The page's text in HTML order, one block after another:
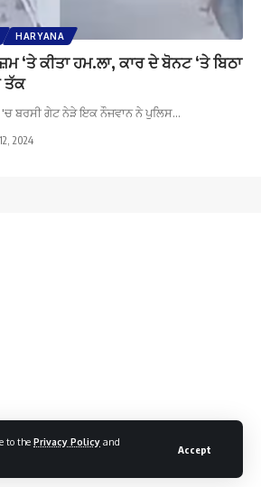
to the Privacy Policy and
Accept
HARYANA
‘ਤੇ ਕੀਤਾ ਹਮ.ਲਾ, ਕਾਰ ਦੇ ਬੋਨਟ ‘ਤੇ ਬਿਠਾ
ਤੱਕ
'ਚ ਬਰਸੀ ਗੇਟ ਨੇੜੇ ਇਕ ਨੌਜਵਾਨ ਨੇ ਪੁਲਿਸ…
2024